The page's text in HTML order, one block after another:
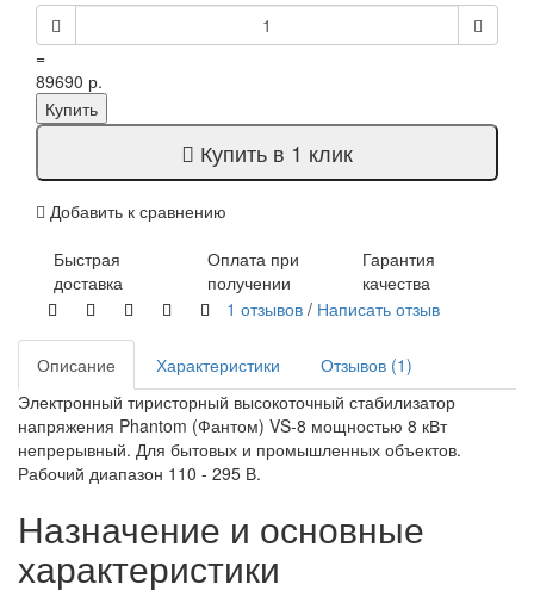
=
89690 р.
Купить
Купить в 1 клик
Добавить к сравнению
Быстрая
доставка
Оплата при
получении
Гарантия
качества
1 отзывов / Написать отзыв
Описание Характеристики
Отзывов (1)
Электронный тиристорный высокоточный стабилизатор
напряжения Phantom (Фантом) VS-8 мощностью 8 кВт
непрерывный. Для бытовых и промышленных объектов.
Рабочий диапазон 110 - 295 В.
Назначение и основные
характеристики